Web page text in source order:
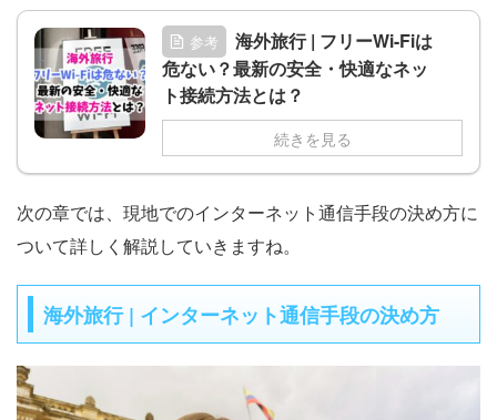
参考
海外旅行 | フリーWi-Fiは
危ない？最新の安全・快適なネッ
ト接続方法とは？
続きを見る
次の章では、現地でのインターネット通信手段の決め方に
ついて詳しく解説していきますね。
海外旅行 | インターネット通信手段の決め方